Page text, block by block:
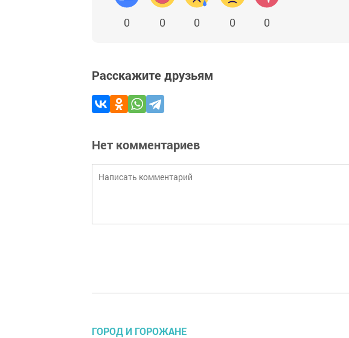
0 0 0 0 0
Расскажите друзьям
Нет комментариев
ГОРОД И ГОРОЖАНЕ